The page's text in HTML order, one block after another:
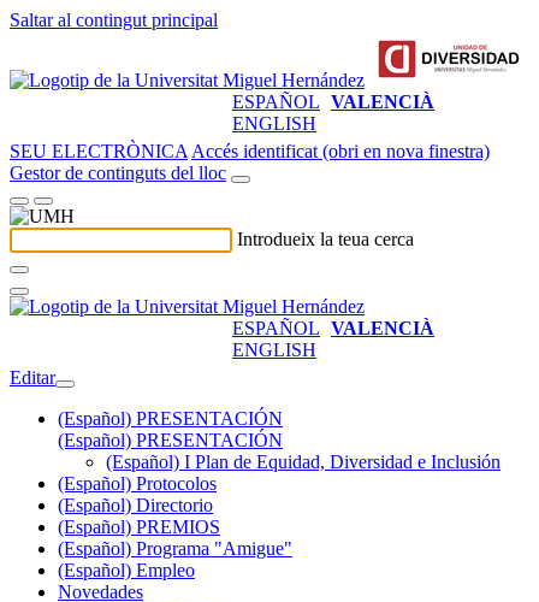
Saltar al contingut principal
ESPAÑOL VALENCIÀ
ENGLISH
SEU ELECTRÒNICA Accés identificat (obri en nova finestra)
Gestor de continguts del lloc
Introdueix la teua cerca
ESPAÑOL VALENCIÀ
ENGLISH
Editar
(Español) PRESENTACIÓN
(Español) PRESENTACIÓN
(Español) I Plan de Equidad, Diversidad e Inclusión
(Español) Protocolos
(Español) Directorio
(Español) PREMIOS
(Español) Programa "Amigue"
(Español) Empleo
Novedades